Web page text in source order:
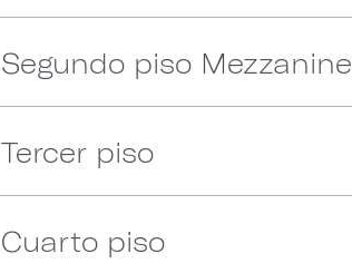
Segundo piso Mezzanine
Tercer piso
Cuarto piso